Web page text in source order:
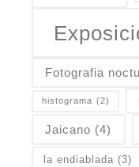
Fotografia
histograma (2)
Jaicano (4)
la endiablada (3)